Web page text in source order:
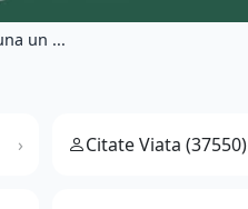
un ...
Citate Viata (37550)